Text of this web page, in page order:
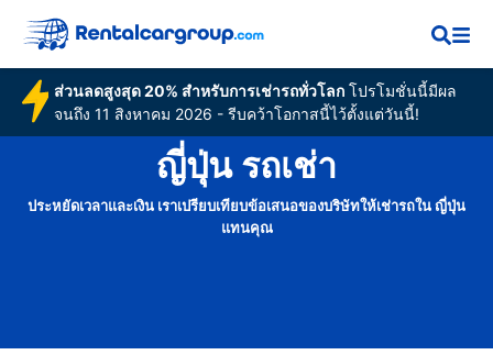
ส่วนลดสูงสุด 20% สำหรับการเช่ารถทั่วโลกโปรโมชั่นนี้มีผล
จนถึง 11 สิงหาคม 2026 - รีบคว้าโอกาสนี้ไว้ตั้งแต่วันนี้!
ญี่ปุ่น รถเช่า
ประหยัดเวลาและเงิน เราเปรียบเทียบข้อเสนอของบริษัทให้เช่ารถใน ญี่ปุ่น
แทนคุณ